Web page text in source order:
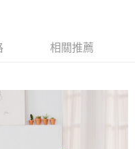
繳款截止日，確認付款後即完
續交易確認頁面所載為準。
審核未通過，訂單將自動取
的支付方式。 讓您購物簡單
值。
相關推薦